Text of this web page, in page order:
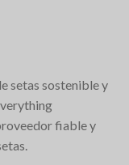
setas sostenible y
fiable y